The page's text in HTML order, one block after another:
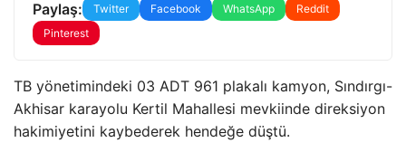
Paylaş: Twitter Facebook WhatsApp
Reddit
Pinterest
TB yönetimindeki 03 ADT 961 plakalı kamyon, Sındırgı-
Akhisar karayolu Kertil Mahallesi mevkiinde direksiyon
hakimiyetini kaybederek hendeğe düştü.